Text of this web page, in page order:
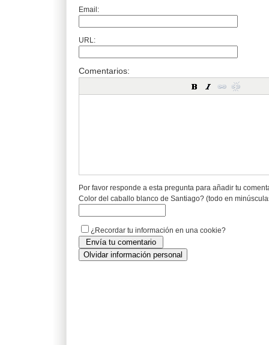
Email:
URL:
Comentarios:
Por favor responde a esta pregunta para añadir tu
Color del caballo blanco de Santiago? (todo en
¿Recordar tu información en una cookie?